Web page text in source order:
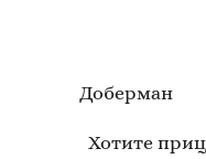
Доберман
Хотите